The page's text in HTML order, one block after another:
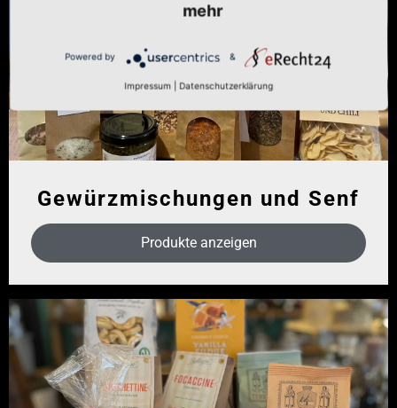
Gewürzmischungen und Senf
Produkte anzeigen
mehr
Powered by &
Impressum Datenschutzerklärung